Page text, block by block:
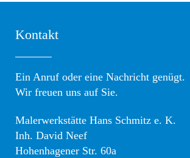
Kontakt
Ein Anruf oder eine Nachricht genügt.
Wir freuen uns auf Sie.
Malerwerkstätte Hans Schmitz e. K.
Inh. David Neef
Hohenhagener Str. 60a